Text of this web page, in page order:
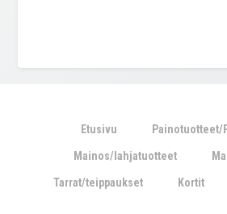
Etusivu Painotuotteet/
Mainos/lahjatuotteet
Tarrat/teippaukset Kortit